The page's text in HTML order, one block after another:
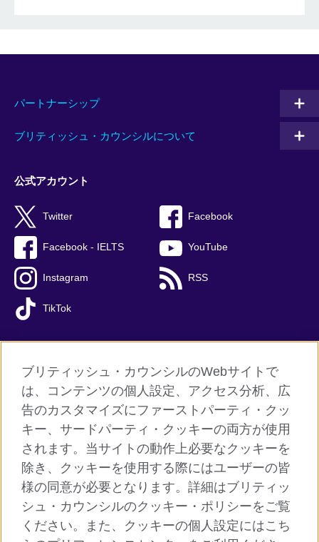
パートナーシップ
ブリティッシュ・カウンシルについて
公式アカウント
Twitter Facebook
Facebook - IELTS YouTube
Instagram RSS
TikTok
ご利用に際して
個人情報保護
クッキー（Cookie）について
よくあるご質問
サイトマップ
ブリティッシュ・カウンシルのWebサイトで
は、コンテンツの個人設定、アクセス分析、広
告のカスタマイズにファーストパーティ・クッ
キー、サードパーティ・クッキーの両方が使用
されます。当サイトの動作上必要なクッキーを
除き、クッキーを使用する際にはユーザーの皆
様の同意が必要となります。詳細はブリティッ
シュ・カウンシルのクッキー・ポリシーをご覧
ください。また、クッキーの個人設定にはこち